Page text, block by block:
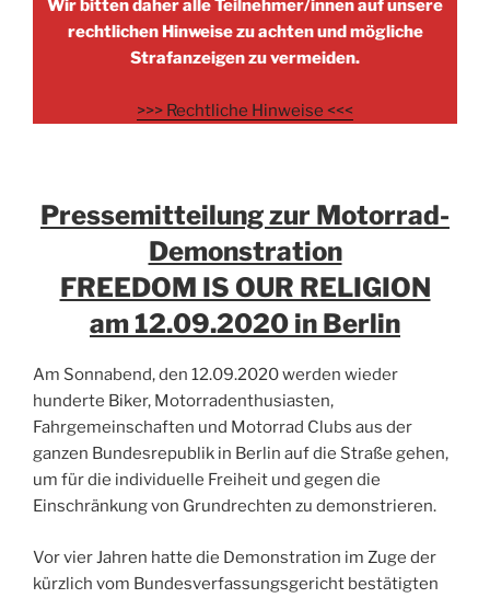
Wir bitten daher alle Teilnehmer/innen auf unsere
rechtlichen Hinweise zu achten und mögliche
Strafanzeigen zu vermeiden.
>>> Rechtliche Hinweise <<<
Pressemitteilung zur Motorrad-
Demonstration
FREEDOM IS OUR RELIGION
am 12.09.2020 in Berlin
Am Sonnabend, den 12.09.2020 werden wieder
hunderte Biker, Motorradenthusiasten,
Fahrgemeinschaften und Motorrad Clubs aus der
ganzen Bundesrepublik in Berlin auf die Straße gehen,
um für die individuelle Freiheit und gegen die
Einschränkung von Grundrechten zu demonstrieren.
Vor vier Jahren hatte die Demonstration im Zuge der
kürzlich vom Bundesverfassungsgericht bestätigten